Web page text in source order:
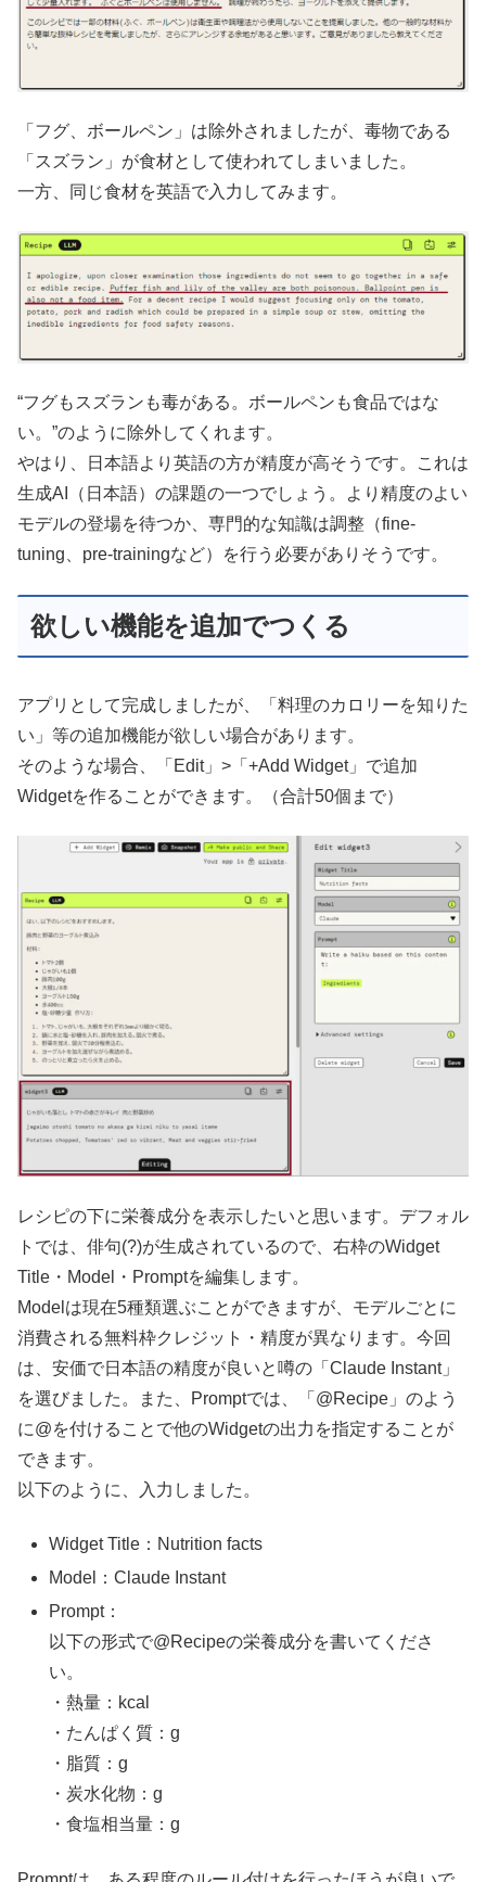
「フグ、ボールペン」は除外されましたが、毒物である
「スズラン」が食材として使われてしまいました。
一方、同じ食材を英語で入力してみます。
“フグもスズランも毒がある。ボールペンも食品ではな
い。”のように除外してくれます。
やはり、日本語より英語の方が精度が高そうです。これは
生成AI（日本語）の課題の一つでしょう。より精度のよい
モデルの登場を待つか、専門的な知識は調整（fine-
tuning、pre-trainingなど）を行う必要がありそうです。
欲しい機能を追加でつくる
アプリとして完成しましたが、「料理のカロリーを知りた
い」等の追加機能が欲しい場合があります。
そのような場合、「Edit」>「+Add Widget」で追加
Widgetを作ることができます。（合計50個まで）
レシピの下に栄養成分を表示したいと思います。デフォル
トでは、俳句(?)が生成されているので、右枠のWidget
Title・Model・Promptを編集します。
Modelは現在5種類選ぶことができますが、モデルごとに
消費される無料枠クレジット・精度が異なります。今回
は、安価で日本語の精度が良いと噂の「Claude Instant」
を選びました。また、Promptでは、「@Recipe」のよう
に@を付けることで他のWidgetの出力を指定することが
できます。
以下のように、入力しました。
Widget Title：Nutrition facts
Model：Claude Instant
Prompt：
以下の形式で@Recipeの栄養成分を書いてくださ
い。
・熱量：kcal
・たんぱく質：g
・脂質：g
・炭水化物：g
・食塩相当量：g